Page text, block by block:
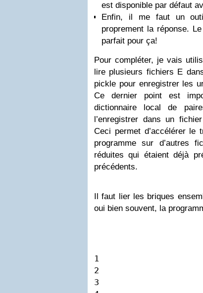
est disponible par défaut
Enfin, il me faut un
proprement la réponse. Le
parfait pour ça!
Pour compléter, je vais
lire plusieurs fichiers E
pickle pour enregistrer les
Ce dernier point est
dictionnaire local de
l’enregistrer dans un
Ceci permet d’accélérer le
programme sur d’autres
réduites qui étaient déjà
précédents.
Il faut lier les briques
oui bien souvent, la
1
2
3